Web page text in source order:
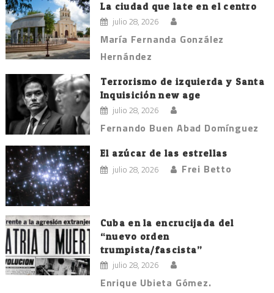
La ciudad que late en el centro
julio 28, 2026
María Fernanda González
Hernández
Terrorismo de izquierda y Santa
Inquisición new age
julio 28, 2026
Fernando Buen Abad Domínguez
El azúcar de las estrellas
julio 28, 2026 Frei Betto
Cuba en la encrucijada del
“nuevo orden
trumpista/fascista”
julio 28, 2026
Enrique Ubieta Gómez.